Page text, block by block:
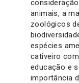
animais, a
zoológicos
espécies
cativeiro
educação e
importância